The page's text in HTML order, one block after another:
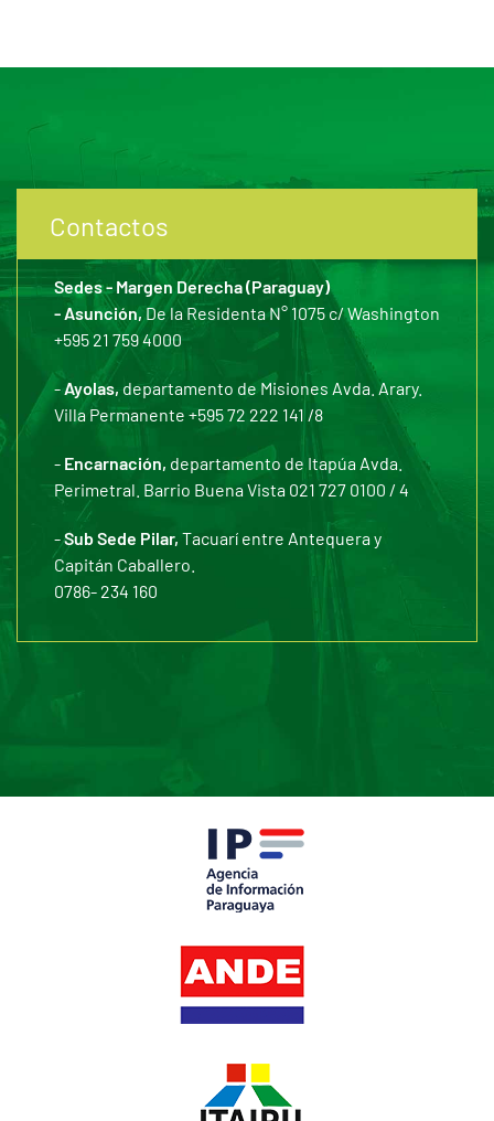
Contactos
Sedes - Margen Derecha (Paraguay)
- Asunción,De la Residenta N° 1075 c/ Washington
+595 21 759 4000
-Ayolas, departamento de Misiones Avda. Arary.
Villa Permanente +595 72 222 141 /8
- Encarnación, departamento de Itapúa Avda.
Perimetral. Barrio Buena Vista 021 727 0100 / 4
-Sub Sede Pilar, Tacuarí entre Antequera y
Capitán Caballero.
0786- 234 160